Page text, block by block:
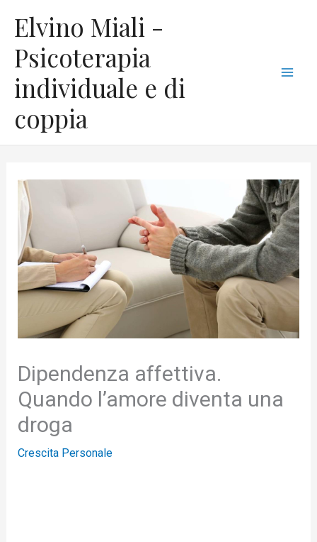
contenuto
Elvino Miali -
Psicoterapia
individuale e di
coppia
Dipendenza affettiva.
Quando l’amore diventa una
droga
Crescita Personale
a
t
e
g
o
r